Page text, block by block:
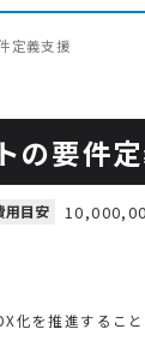
定義支援
の要件
用目安
を推進するこ